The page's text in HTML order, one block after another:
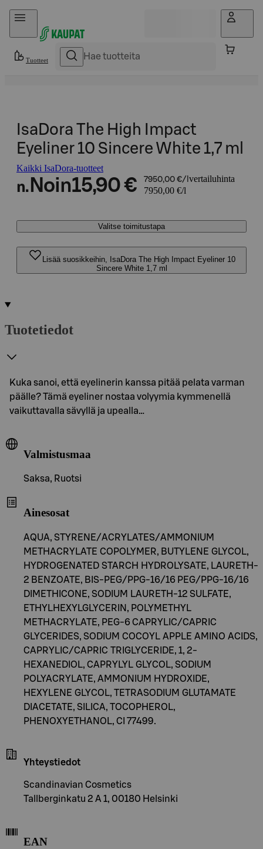
Hyppää sisältöön
Tuotteet
IsaDora The High Impact
Eyeliner 10 Sincere White 1,7 ml
Kaikki IsaDora-tuotteet
n. Noin15,90 € 7950,00 €/l vertailuhinta
7950,00 €/l
Valitse toimitustapa
Lisää suosikkeihin, IsaDora The High Impact Eyeliner 10
Sincere White 1,7 ml
Tuotetiedot
Kuka sanoi, että eyelinerin kanssa pitää pelata varman
päälle? Tämä eyeliner nostaa volyymia kymmenellä
vaikuttavalla sävyllä ja upealla…
Valmistusmaa
Saksa, Ruotsi
Ainesosat
AQUA, STYRENE/ACRYLATES/AMMONIUM
METHACRYLATE COPOLYMER, BUTYLENE GLYCOL,
HYDROGENATED STARCH HYDROLYSATE, LAURETH-
2 BENZOATE, BIS-PEG/PPG-16/16 PEG/PPG-16/16
DIMETHICONE, SODIUM LAURETH-12 SULFATE,
ETHYLHEXYLGLYCERIN, POLYMETHYL
METHACRYLATE, PEG-6 CAPRYLIC/CAPRIC
GLYCERIDES, SODIUM COCOYL APPLE AMINO ACIDS,
CAPRYLIC/CAPRIC TRIGLYCERIDE, 1, 2-
HEXANEDIOL, CAPRYLYL GLYCOL, SODIUM
POLYACRYLATE, AMMONIUM HYDROXIDE,
HEXYLENE GLYCOL, TETRASODIUM GLUTAMATE
DIACETATE, SILICA, TOCOPHEROL,
PHENOXYETHANOL, CI 77499.
Yhteystiedot
Scandinavian Cosmetics
Tallberginkatu 2 A 1, 00180 Helsinki
EAN